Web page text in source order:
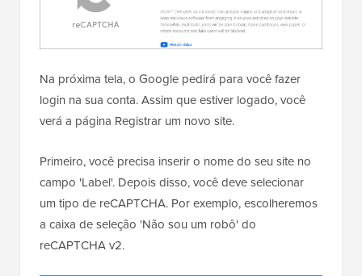
Na próxima tela, o Google pedirá para você fazer
login na sua conta. Assim que estiver logado, você
verá a página Registrar um novo site.
Primeiro, você precisa inserir o nome do seu site no
campo 'Label'. Depois disso, você deve selecionar
um tipo de reCAPTCHA. Por exemplo, escolheremos
a caixa de seleção 'Não sou um robô' do
reCAPTCHA v2.